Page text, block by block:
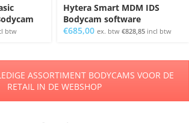
btw
Hytera Smart MDM IDS
Bodycam software
€685,00 ex. btw €828,85 incl btw
ASSORTIMENT BODYCAMS VOOR DE
RETAIL IN DE WEBSHOP